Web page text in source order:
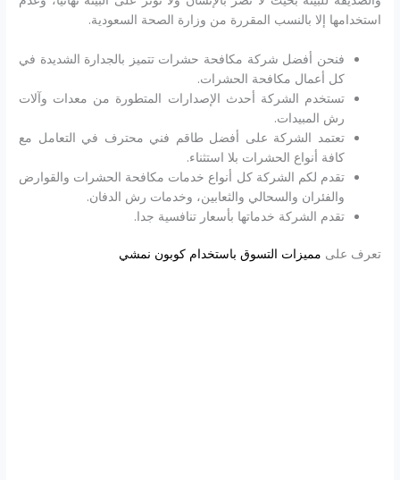
استخدامها إلا بالنسب المقررة من وزارة الصحة السعودية.
فنحن أفضل شركة مكافحة حشرات تتميز بالجدارة الشديدة في
كل أعمال مكافحة الحشرات.
تستخدم الشركة أحدث الإصدارات المتطورة من معدات وآلات
رش المبيدات.
تعتمد الشركة على أفضل طاقم فني محترف في التعامل مع
كافة أنواع الحشرات بلا استثناء.
تقدم لكم الشركة كل أنواع خدمات مكافحة الحشرات والقوارض
والفئران والسحالي والثعابين، وخدمات رش الدفان.
تقدم الشركة خدماتها بأسعار تنافسية جدا.
تعرف على مميزات التسوق باستخدام كوبون نمشي